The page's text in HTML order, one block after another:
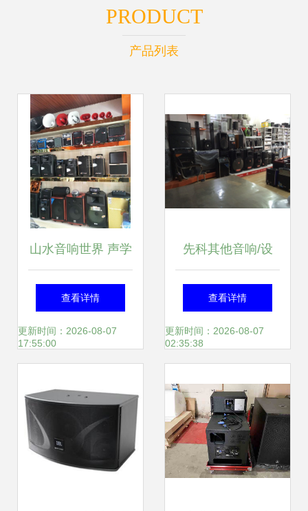
PRODUCT
产品列表
山水音响世界 声学
工艺与自然之美的
完美交融
查看详情
更新时间：2026-08-07
17:55:00
先科其他音响/设
备-景德镇市先科音
响店
查看详情
更新时间：2026-08-07
02:35:38